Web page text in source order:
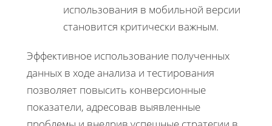
использования в мобильной версии
становится критически важным.
Эффективное использование полученных
данных в ходе анализа и тестирования
позволяет повысить конверсионные
показатели, адресовав выявленные